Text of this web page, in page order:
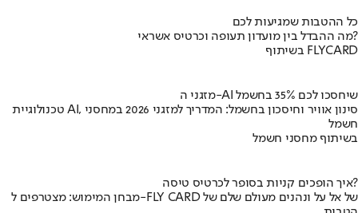
כל ההטבות שמגיעות לכם
מה ההבדל בין מועדון תעופה וכרטיס אשראי?
בשיתוף FLYCARD
מזגני ה-AI שיחסכו לכם 35% בחשמל
טכנולוגיית AI, סינון אוויר וחיסכון בחשמל: המדריך למזגני 2026 במחסני
חשמל
בשיתוף מחסני חשמל
איך הופכים קניות בסופר לכרטיס טיסה?
מבחן המימוש: מצטרפים ל-FLY CARD של אל על ונהנים מעולם שלם של